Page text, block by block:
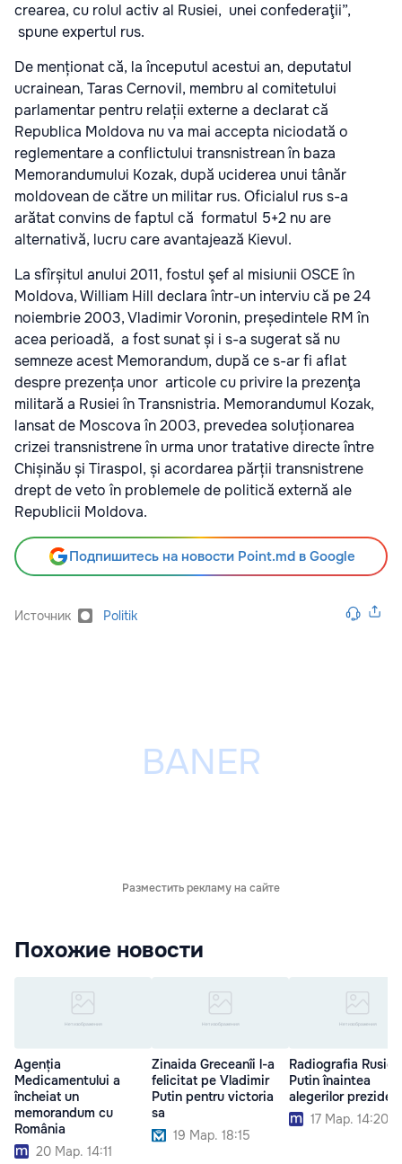
crearea, cu rolul activ al Rusiei, unei confederaţii”,
spune expertul rus.
De menționat că, la începutul acestui an, deputatul
ucrainean, Taras Cernovil, membru al comitetului
parlamentar pentru relații externe a declarat că
Republica Moldova nu va mai accepta niciodată o
reglementare a conflictului transnistrean în baza
Memorandumului Kozak, după uciderea unui tânăr
moldovean de către un militar rus. Oficialul rus s-a
arătat convins de faptul că formatul 5+2 nu are
alternativă, lucru care avantajează Kievul.
La sfîrșitul anului 2011, fostul şef al misiunii OSCE în
Moldova, William Hill declara într-un interviu că pe 24
noiembrie 2003, Vladimir Voronin, președintele RM în
acea perioadă, a fost sunat și i s-a sugerat să nu
semneze acest Memorandum, după ce s-ar fi aflat
despre prezența unor articole cu privire la prezenţa
militară a Rusiei în Transnistria. Memorandumul Kozak,
lansat de Moscova în 2003, prevedea soluționarea
crizei transnistrene în urma unor tratative directe între
Chișinău și Tiraspol, și acordarea părții transnistrene
drept de veto în problemele de politică externă ale
Republicii Moldova.
Подпишитесь на новости Point.md в Google
Источник Politik
Разместить рекламу на сайте
Похожие новости
Agenția
Medicamentului a
încheiat un
memorandum cu
România
20 Мар. 14:11
Zinaida Greceanîi l-a
felicitat pe Vladimir
Putin pentru victoria
sa
19 Мар. 18:15
Radiografia Rusiei
Putin înaintea
alegerilor
17 Мар. 14:20